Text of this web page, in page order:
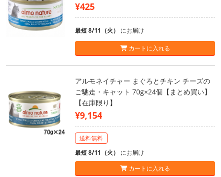
¥425
最短 8/11（火） にお届け
カートに入れる
アルモネイチャー まぐろとチキン チーズの
ご馳走・キャット 70g×24個【まとめ買い】
【在庫限り】
¥9,154
送料無料
最短 8/11（火） にお届け
カートに入れる